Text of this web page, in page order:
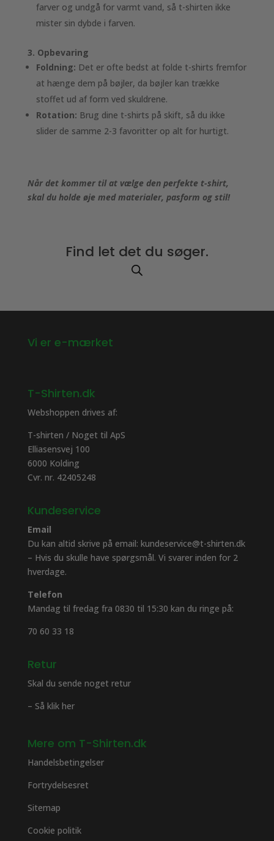
farver og undgå for varmt vand, så t-shirten ikke
mister sin dybde i farven.
3. Opbevaring
Foldning: Det er ofte bedst at folde t-shirts fremfor
at hænge dem på bøjler, da bøjler kan trække
stoffet ud af form ved skuldrene.
Rotation: Brug dine t-shirts på skift, så du ikke
slider de samme 2-3 favoritter op alt for hurtigt.
Når det kommer til at vælge den perfekte t-shirt,
skal du holde øje med materialer, pasform og stil!
Find let det du søger.
Vi er e-mærket
T-Shirten.dk
Webshoppen drives af:
T-shirten / Noget til ApS
Elliasensvej 100
6000 Kolding
Cvr. nr. 42405248
Kundeservice
Email
Du kan altid skrive på email: kundeservice@t-shirten.dk
– Hvis du skulle have spørgsmål. Vi svarer inden for 2
hverdage.
Telefon
Mandag til fredag fra 0830 til 15:30 kan du ringe på:
70 60 33 18
Retur
Skal du sende noget retur
– Så klik her
Mere om T-Shirten.dk
Handelsbetingelser
Fortrydelsesret
Sitemap
Cookie politik